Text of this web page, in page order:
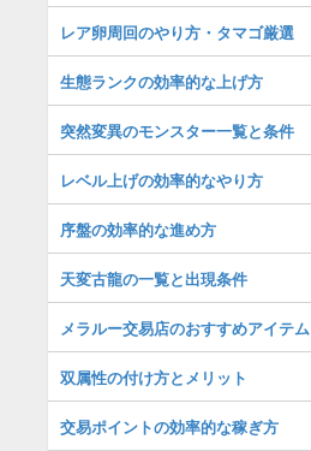
レア卵周回のやり方・タマゴ厳選
生態ランクの効率的な上げ方
突然変異のモンスター一覧と条件
レベル上げの効率的なやり方
序盤の効率的な進め方
天変古龍の一覧と出現条件
メラルー交易店のおすすめアイテム
双属性の付け方とメリット
交易ポイントの効率的な稼ぎ方